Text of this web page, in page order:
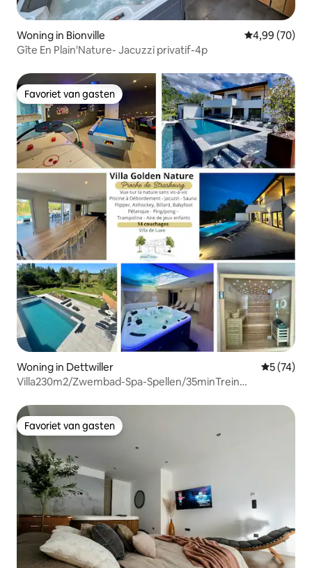
Woning in Bionville Gemiddelde
4,99 (70)
Gîte En Plain'Nature- Jacuzzi privatif-4p
Favoriet van gasten
Favoriet van gasten
Woning in Dettwiller
5 (74)
Villa230m2/Zwembad-Spa-Spellen/35minTrein
Favoriet van gasten
Favoriet van gasten